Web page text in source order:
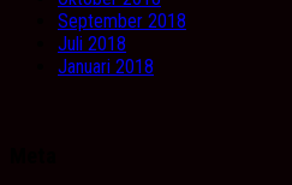
September 2018
Juli 2018
Januari 2018